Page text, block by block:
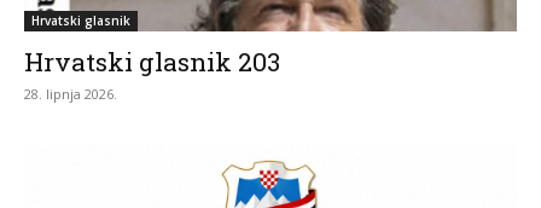
Hrvatski glasnik
Hrvatski glasnik 203
28. lipnja 2026.